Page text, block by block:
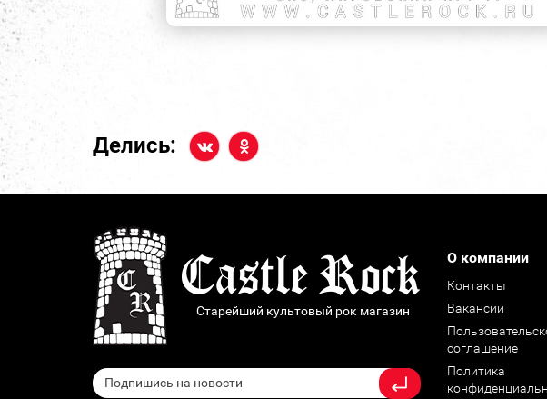
Делись:
Старейший культовый рок магазин
О компании
Контакты
Вакансии
соглашение
Политика